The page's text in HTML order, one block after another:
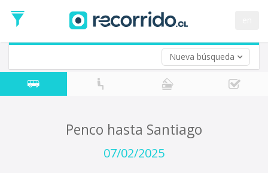
Nueva búsqueda
de
Ida
Vuelta (opcional)
Fecha
de
Penco hasta Santiago
07/02/2025